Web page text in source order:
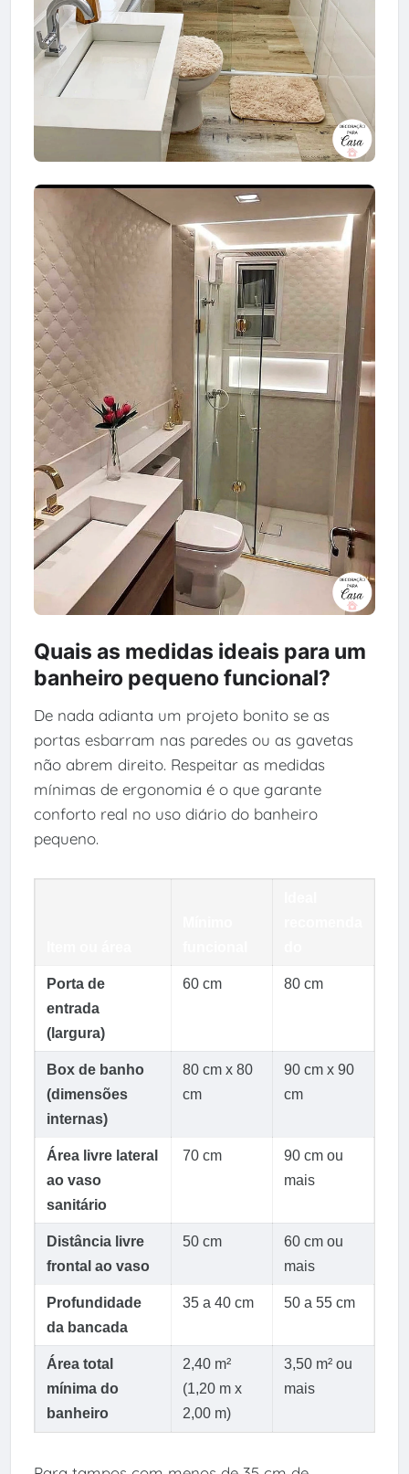
Quais as medidas ideais para um
banheiro pequeno funcional?
De nada adianta um projeto bonito se as
portas esbarram nas paredes ou as gavetas
não abrem direito. Respeitar as medidas
mínimas de ergonomia é o que garante
conforto real no uso diário do banheiro
pequeno.
Porta de
entrada
(largura)
60 cm 80 cm
Box de banho
(dimensões
internas)
80 cm x 80
cm
90 cm x 90
cm
Área livre lateral
ao vaso
sanitário
70 cm
90 cm ou
mais
Distância livre
frontal ao vaso
50 cm
60 cm ou
mais
Profundidade
da bancada
35 a 40 cm 50 a 55 cm
Área total
mínima do
banheiro
2,40 m²
(1,20 m x
2,00 m)
3,50 m² ou
mais